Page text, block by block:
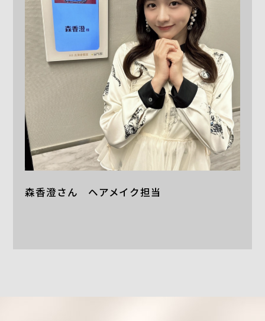
森香澄さん ヘアメイク担当